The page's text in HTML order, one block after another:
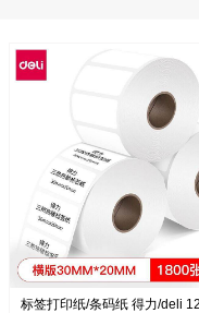
标签打印纸/条码纸 得力/deli